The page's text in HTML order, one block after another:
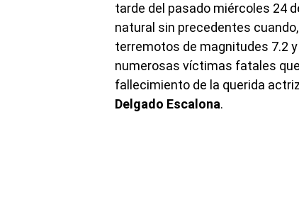
tarde del pasado miércoles 24
natural sin precedentes
terremotos de magnitudes 7.2
numerosas víctimas fatales
fallecimiento de la querida
Delgado Escalona.